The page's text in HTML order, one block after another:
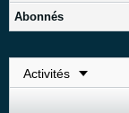
Abonnés